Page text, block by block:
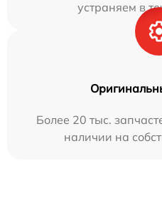
устраняем в
Более 20 тыс.
наличии на